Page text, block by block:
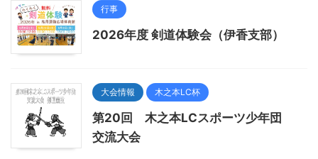
行事
2026年度 剣道体験会（伊香支部）
大会情報 木之本LC杯
第20回 木之本LCスポーツ少年団
交流大会